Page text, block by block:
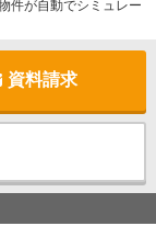
件が自動でシミュレー
資料請求